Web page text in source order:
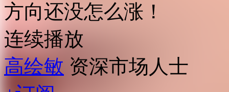
方向还没怎么涨！
连续播放
高绘敏 资深市场人士